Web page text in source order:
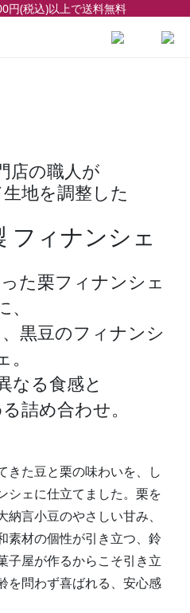
円(税込)以上で送料無料
店の職人が
地を調整した
フィナンシェ
た栗フィナンシェ
、
黒豆のフィナンシ
。
なる食感と
詰め合わせ。
きた豆と栗の味わいを、し
シェに仕立てました。栗を
言小豆のやさしい甘み、
素材の個性が引き立つ、鈴
子屋が作るからこそ引き立
を問わず喜ばれる、安心感